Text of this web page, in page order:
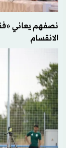
نصفهم يعاني
الانقسام